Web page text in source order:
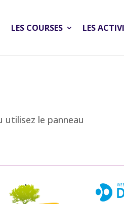
LES COURSES LES
utilisez le panneau